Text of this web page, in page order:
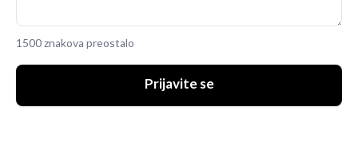
1500 znakova preostalo
Prijavite se